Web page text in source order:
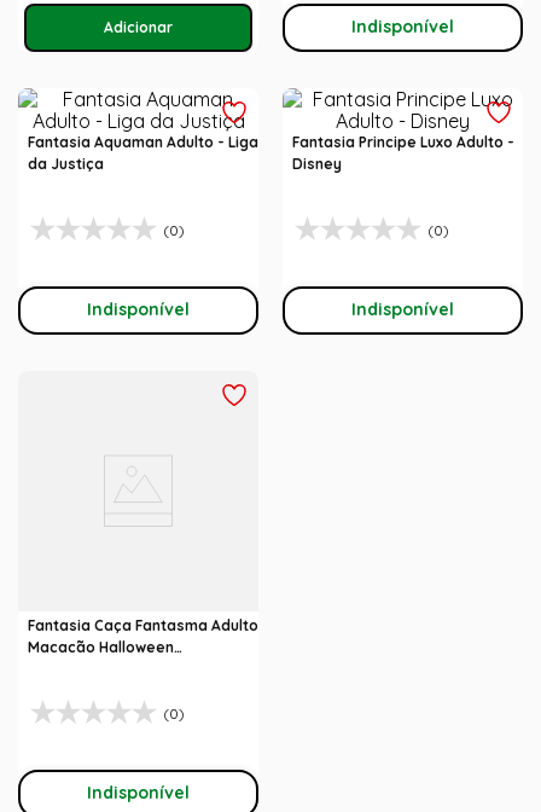
Indisponível
Fantasia Aquaman Adulto - Liga
da Justiça
(0)
Indisponível
Fantasia Principe Luxo Adulto -
Disney
(0)
Indisponível
Fantasia Caça Fantasma Adulto
Macacão Halloween
(0)
Indisponível